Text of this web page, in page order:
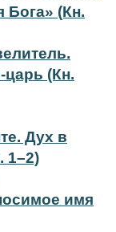
Бога» (Кн.
(Кн.
Дух в
1–2)
имя